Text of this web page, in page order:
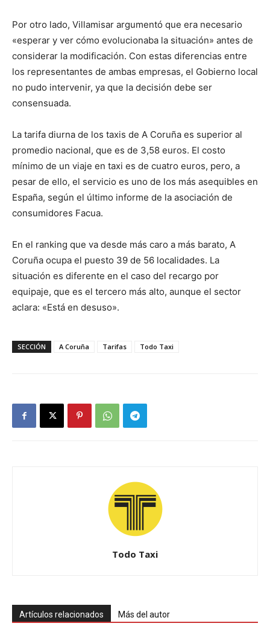
Por otro lado, Villamisar argumentó que era necesario
«esperar y ver cómo evolucionaba la situación» antes de
considerar la modificación. Con estas diferencias entre
los representantes de ambas empresas, el Gobierno local
no pudo intervenir, ya que la decisión debe ser
consensuada.
La tarifa diurna de los taxis de A Coruña es superior al
promedio nacional, que es de 3,58 euros. El costo
mínimo de un viaje en taxi es de cuatro euros, pero, a
pesar de ello, el servicio es uno de los más asequibles en
España, según el último informe de la asociación de
consumidores Facua.
En el ranking que va desde más caro a más barato, A
Coruña ocupa el puesto 39 de 56 localidades. La
situación es diferente en el caso del recargo por
equipaje, que es el tercero más alto, aunque el sector
aclara: «Está en desuso».
SECCIÓN A Coruña Tarifas Todo Taxi
Todo Taxi
Artículos relacionados Más del autor